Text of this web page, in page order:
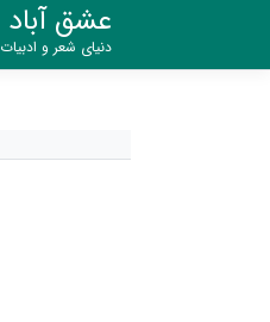
عشق آباد
دنیای شعر و ادبیات